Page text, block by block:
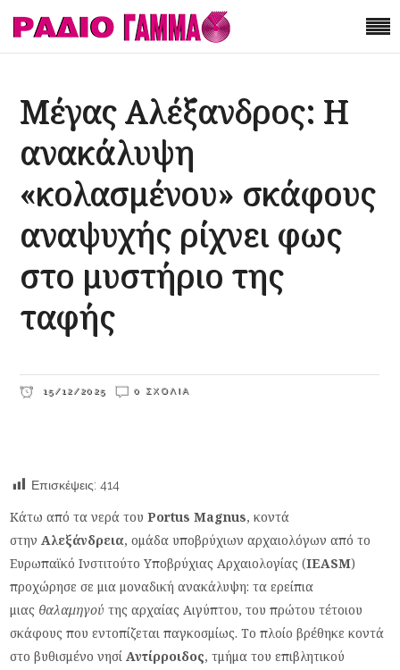
Μέγας Αλέξανδρος: Η
ανακάλυψη
«κολασμένου» σκάφους
αναψυχής ρίχνει φως
στο μυστήριο της
ταφής
15/12/2025 0 ΣΧΌΛΙΑ
Επισκέψεις: 414
Κάτω από τα νερά τουPortus Magnus, κοντά
στηνΑλεξάνδρεια, ομάδα υποβρύχιων αρχαιολόγων από το
Ευρωπαϊκό Ινστιτούτο Υποβρύχιας Αρχαιολογίας (IEASM)
προχώρησε σε μια μοναδική ανακάλυψη: τα ερείπια
μιας θαλαμηγού της αρχαίας Αιγύπτου, του πρώτου τέτοιου
σκάφους που εντοπίζεται παγκοσμίως. Το πλοίο βρέθηκε κοντά
στο βυθισμένο νησίΑντίρροιδος, τμήμα του επιβλητικού